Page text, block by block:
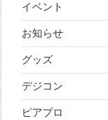
イベント
お知らせ
グッズ
デジコン
ピアプロ